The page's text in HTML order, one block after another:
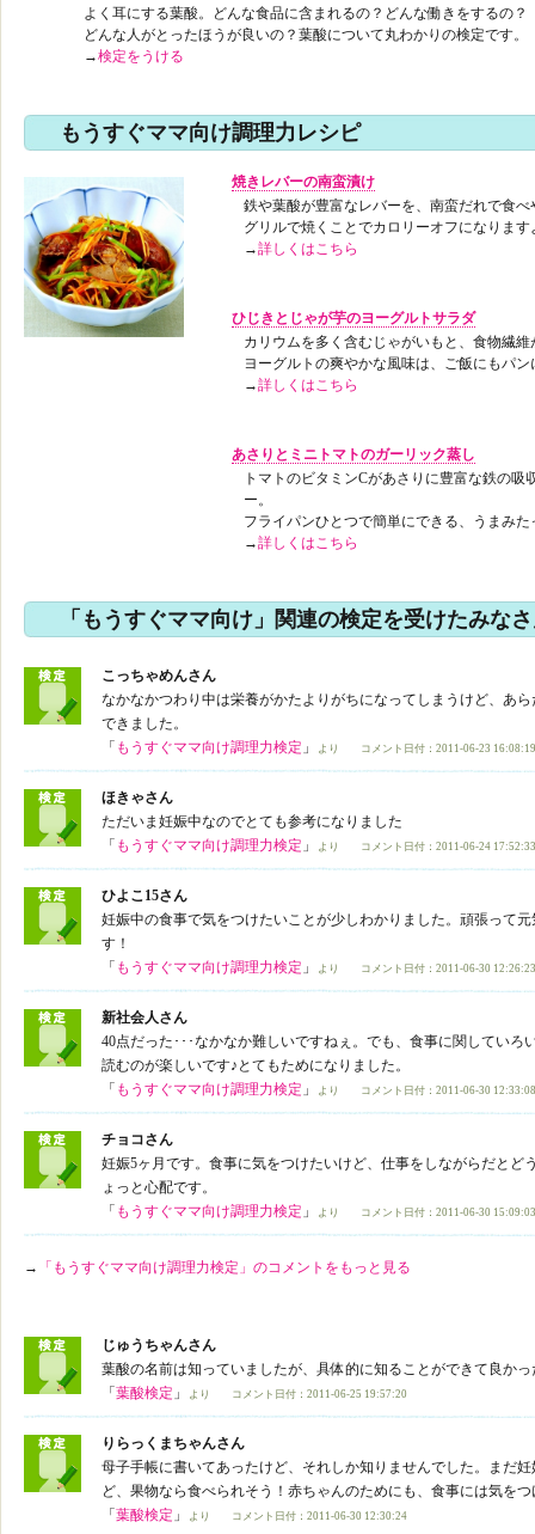
よく耳にする葉酸。どんな食品に含まれるの？どんな働きをするの？
どんな人がとったほうが良いの？葉酸について丸わかりの検定です。
→検定をうける
もうすぐママ向け調理力レシピ
焼きレバーの南蛮漬け
鉄や葉酸が豊富なレバーを、南蛮だれで食
グリルで焼くことでカロリーオフになります
→詳しくはこちら
ひじきとじゃが芋のヨーグルトサラダ
カリウムを多く含むじゃがいもと、食物繊
ヨーグルトの爽やかな風味は、ご飯にもパ
→詳しくはこちら
あさりとミニトマトのガーリック蒸し
トマトのビタミンCがあさりに豊富な鉄の吸
ー。
フライパンひとつで簡単にできる、うまみ
→詳しくはこちら
「もうすぐママ向け」関連の検定を受けたみな
こっちゃめんさん
なかなかつわり中は栄養がかたよりがちになってしまうけど、あ
できました。
「 もうすぐママ向け調理力検定 」 より コメント日付：2011-06-23 16:08:19
ほきゃさん
ただいま妊娠中なのでとても参考になりました
「 もうすぐママ向け調理力検定 」 より コメント日付：2011-06-24 17:52:33
ひよこ15さん
妊娠中の食事で気をつけたいことが少しわかりました。頑張って
す！
「 もうすぐママ向け調理力検定 」 より コメント日付：2011-06-30 12:26:23
新社会人さん
40点だった･･･なかなか難しいですねぇ。でも、食事に関していろ
読むのが楽しいです♪とてもためになりました。
「 もうすぐママ向け調理力検定 」 より コメント日付：2011-06-30 12:33:08
チョコさん
妊娠5ヶ月です。食事に気をつけたいけど、仕事をしながらだとど
ょっと心配です。
「 もうすぐママ向け調理力検定 」 より コメント日付：2011-06-30 15:09:03
→ 「もうすぐママ向け調理力検定」のコメントをもっと見る
じゅうちゃんさん
葉酸の名前は知っていましたが、具体的に知ることができて良かっ
「 葉酸検定 」 より コメント日付：2011-06-25 19:57:20
りらっくまちゃんさん
母子手帳に書いてあったけど、それしか知りませんでした。まだ
ど、果物なら食べられそう！赤ちゃんのためにも、食事には気を
「 葉酸検定 」 より コメント日付：2011-06-30 12:30:24